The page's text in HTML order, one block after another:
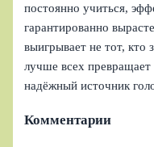
постоянно учиться,
гарантированно
выигрывает не тот, кто
лучше всех
надёжный источник
Комментарии